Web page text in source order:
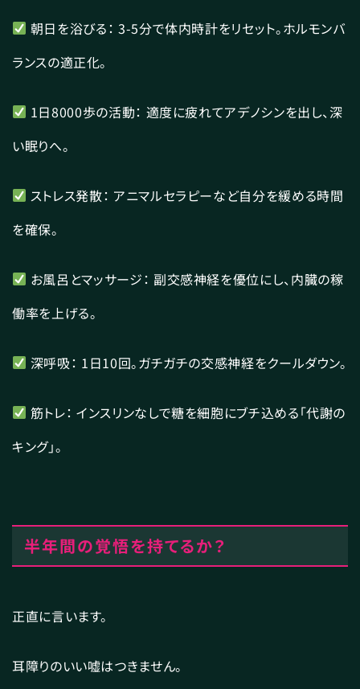
朝日を浴びる： 3-5分で体内時計をリセット。ホルモンバ
ランスの適正化。
1日8000歩の活動： 適度に疲れてアデノシンを出し、深
い眠りへ。
ストレス発散： アニマルセラピーなど自分を緩める時間
を確保。
お風呂とマッサージ： 副交感神経を優位にし、内臓の稼
働率を上げる。
深呼吸： 1日10回。ガチガチの交感神経をクールダウン。
筋トレ： インスリンなしで糖を細胞にブチ込める「代謝の
キング」。
半年間の覚悟を持てるか？
正直に言います。
耳障りのいい嘘はつきません。